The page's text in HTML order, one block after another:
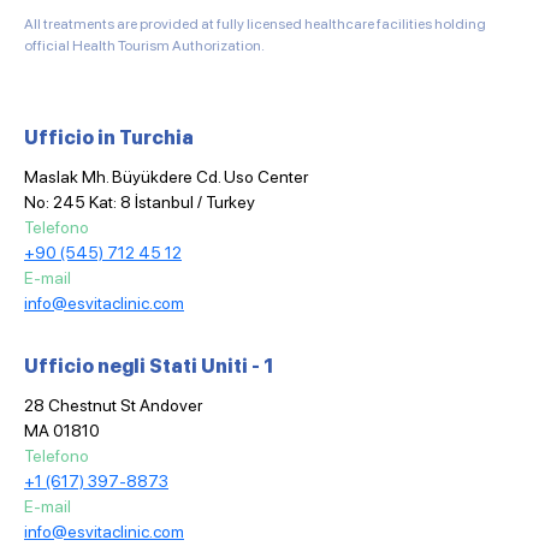
All treatments are provided at fully licensed healthcare facilities holding
official Health Tourism Authorization.
Ufficio in Turchia
Maslak Mh. Büyükdere Cd. Uso Center
No: 245 Kat: 8 İstanbul / Turkey
Telefono
+90 (545) 712 45 12
E-mail
info@esvitaclinic.com
Ufficio negli Stati Uniti - 1
28 Chestnut St Andover
MA 01810
Telefono
+1 (617) 397-8873
E-mail
info@esvitaclinic.com